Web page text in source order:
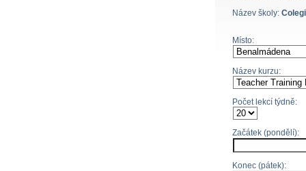
Název školy:
Místo:
Název kurzu:
Počet lekcí týdně:
Začátek (pondělí):
Konec (pátek):